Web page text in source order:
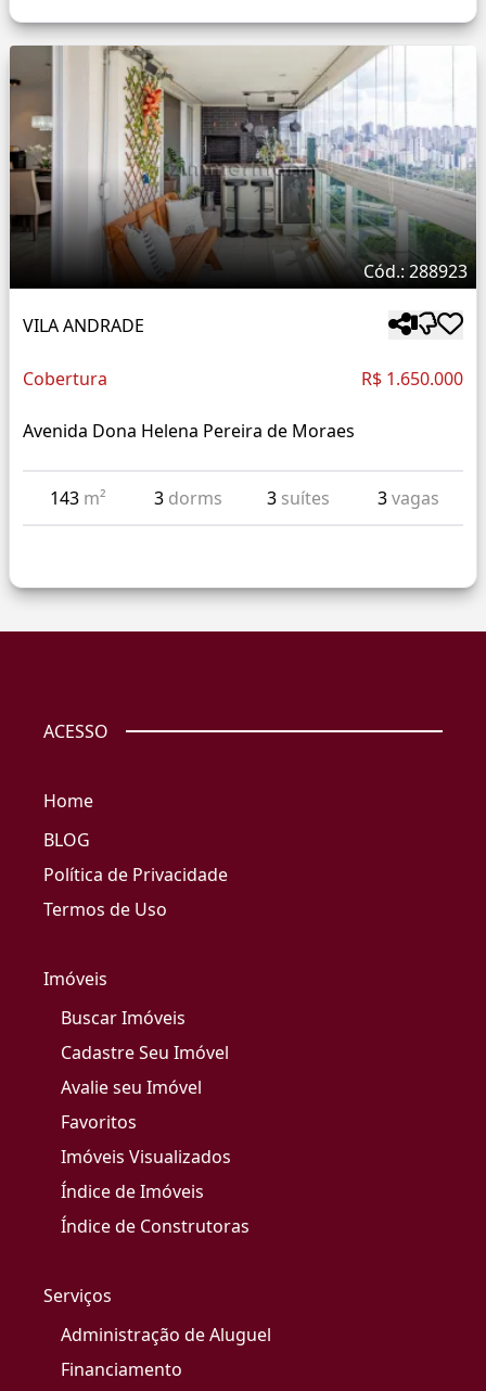
Cód.: 288923
VILA ANDRADE
Cobertura R$ 1.650.000
Avenida Dona Helena Pereira de Moraes
143 m² 3 dorms 3 suítes 3vagas
ACESSO
Home
BLOG
Política de Privacidade
Termos de Uso
Imóveis
Buscar Imóveis
Cadastre Seu Imóvel
Avalie seu Imóvel
Favoritos
Imóveis Visualizados
Índice de Imóveis
Índice de Construtoras
Serviços
Administração de Aluguel
Financiamento